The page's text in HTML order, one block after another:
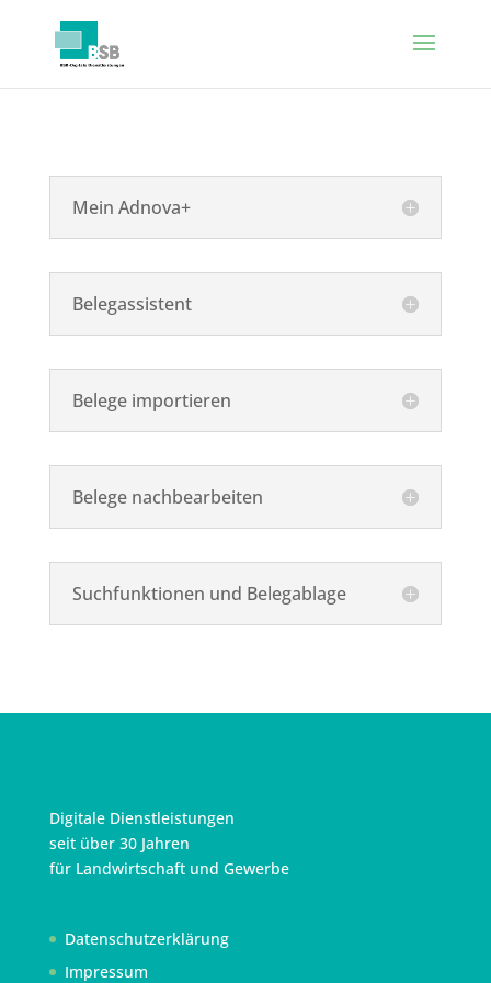
Mein Adnova+
Belegassistent
Belege importieren
Belege nachbearbeiten
Suchfunktionen und Belegablage
Digitale Dienstleistungen
seit über 30 Jahren
für Landwirtschaft und Gewerbe
Datenschutzerklärung
Impressum